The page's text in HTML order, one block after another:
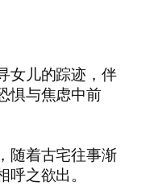
女儿的踪迹，伴
惧与焦虑中前
随着古宅往事渐
之欲出。